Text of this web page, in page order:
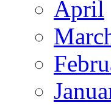
April